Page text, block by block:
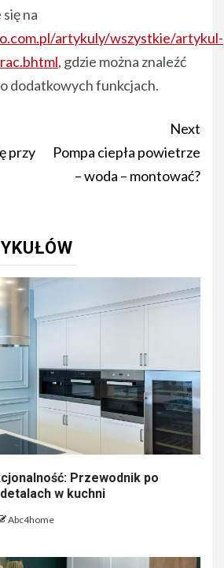
na
artykuly/wszystkie/artykul-
, gdzie można znaleźć
dodatkowych funkcjach.
przy
Next
Pompa ciepła powietrze
– woda – montować?
Przewodnik po
w kuchni
Abc4home